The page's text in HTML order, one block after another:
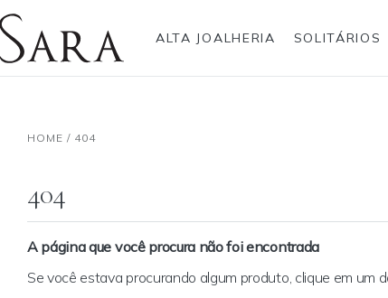
ALTA JOALHERIA SOLITÁRIOS
Panerai
Tudor
TAG Heuer
HOME / 404
404
A página que você procura não foi encontrada
Se você estava procurando algum produto, clique em um